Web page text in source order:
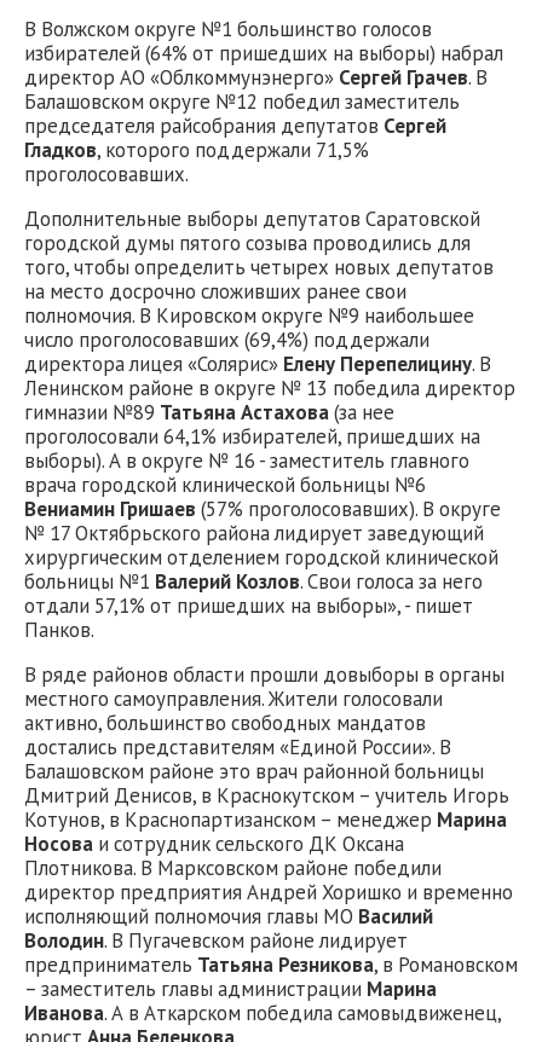
В Волжском округе №1 большинство голосов
избирателей (64% от пришедших на выборы) набрал
директор АО «Облкоммунэнерго» Сергей Грачев. В
Балашовском округе №12 победил заместитель
председателя райсобрания депутатов Сергей
Гладков, которого поддержали 71,5%
проголосовавших.
Дополнительные выборы депутатов Саратовской
городской думы пятого созыва проводились для
того, чтобы определить четырех новых депутатов
на место досрочно сложивших ранее свои
полномочия. В Кировском округе №9 наибольшее
число проголосовавших (69,4%) поддержали
директора лицея «Солярис» Елену Перепелицину. В
Ленинском районе в округе № 13 победила директор
гимназии №89 Татьяна Астахова(за нее
проголосовали 64,1% избирателей, пришедших на
выборы). А в округе № 16 - заместитель главного
врача городской клинической больницы №6
Вениамин Гришаев (57% проголосовавших). В округе
№ 17 Октябрьского района лидирует заведующий
хирургическим отделением городской клинической
больницы №1 Валерий Козлов. Свои голоса за него
отдали 57,1% от пришедших на выборы», - пишет
Панков.
В ряде районов области прошли довыборы в органы
местного самоуправления. Жители голосовали
активно, большинство свободных мандатов
достались представителям «Единой России». В
Балашовском районе это врач районной больницы
Дмитрий Денисов, в Краснокутском – учитель Игорь
Котунов, в Краснопартизанском – менеджер Марина
Носова и сотрудник сельского ДК Оксана
Плотникова. В Марксовском районе победили
директор предприятия Андрей Хоришко и временно
исполняющий полномочия главы МО Василий
Володин. В Пугачевском районе лидирует
предприниматель Татьяна Резникова, в Романовском
– заместитель главы администрации Марина
Иванова. А в Аткарском победила самовыдвиженец,